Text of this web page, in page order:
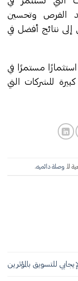
الفرص وتحسين
إلى نتائج أفضل في
استثمارًا مستمرًا في
للشركات التي
للـ وصلة دائميه.
الإيجابي للتسويق بالمؤثرين